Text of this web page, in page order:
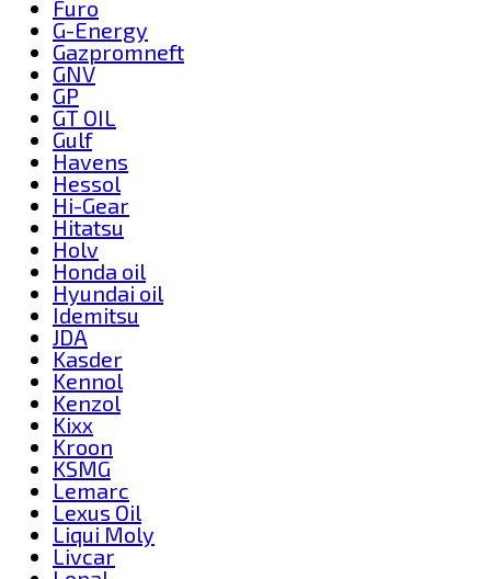
Furo
G-Energy
Gazpromneft
GNV
GP
GT OIL
Gulf
Havens
Hessol
Hi-Gear
Hitatsu
Holv
Honda oil
Hyundai oil
Idemitsu
JDA
Kasder
Kennol
Kenzol
Kixx
Kroon
KSMG
Lemarc
Lexus Oil
Liqui Moly
Livcar